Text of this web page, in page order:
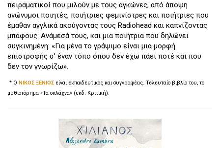
πειραματικοί που μιλούν με τους αγκώνες, από άποψη
ανώνυμοι ποιητές, ποιήτριες φεμινίστρες και ποιήτριες που
έμαθαν αγγλικά ακούγοντας τους Radiohead και καπνίζοντας
μπάφους. Ανάμεσά τους, και μια ποιήτρια που δηλώνει
συγκινημένη: «Για μένα το γράψιμο είναι μια μορφή
επιστροφής σ’ έναν τόπο όπου δεν έχω πάει ποτέ και που
δεν τον γνωρίζω».
* Ο ΝΙΚΟΣ ΞΕΝΙΟΣ είναι εκπαιδευτικός και συγγραφέας. Τελευταίο βιβλίο του, το
μυθιστόρημα «Τα σπλάχνα» (εκδ. Κριτική).